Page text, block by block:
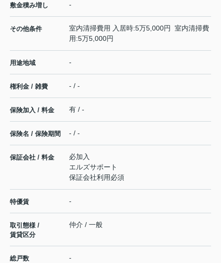
敷金積み増し -
その他条件
室内清掃費用 入居時:5万5,000円 室内清掃費
用:5万5,000円
用途地域 -
権利金 / 雑費 - / -
保険加入 / 料金 有 / -
保険名 / 保険期間 - / -
保証会社 / 料金
必加入
エルズサポート
保証会社利用必須
特優賃 -
取引態様 /
賃貸区分
仲介 / 一般
総戸数 -